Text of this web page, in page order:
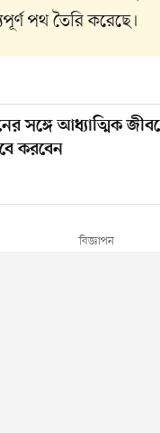
পথ তৈরি করেছে।
সঙ্গে আধ্যাত্মিক
করবেন